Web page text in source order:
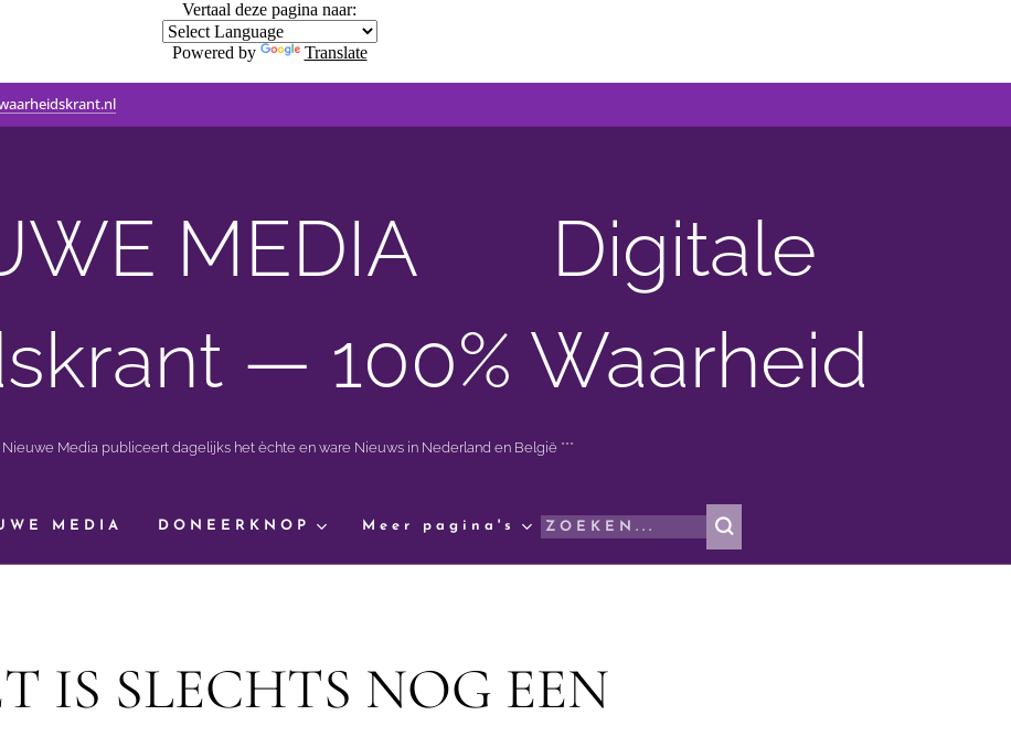
Vertaal deze pagina naar:
Powered by Translate
MEDIA 🟣 Digitale
— 100% Waarheid
Nieuwe Media publiceert dagelijks het èchte en ware Nieuws in Nederland en België ***
MEDIA DONEERKNOP Meer pagina's
IS SLECHTS NOG EEN